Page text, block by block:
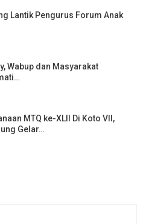
Lantik Pengurus Forum Anak
Wabup dan Masyarakat
MTQ ke-XLII Di Koto VII,
Gelar…